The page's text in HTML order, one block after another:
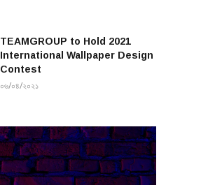
TEAMGROUP to Hold 2021
International Wallpaper Design
Contest
০৬/০৪/২০২১